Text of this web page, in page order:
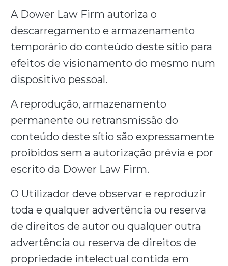
A Dower Law Firm autoriza o
descarregamento e armazenamento
temporário do conteúdo deste sítio para
efeitos de visionamento do mesmo num
dispositivo pessoal.
A reprodução, armazenamento
permanente ou retransmissão do
conteúdo deste sítio são expressamente
proibidos sem a autorização prévia e por
escrito da Dower Law Firm.
O Utilizador deve observar e reproduzir
toda e qualquer advertência ou reserva
de direitos de autor ou qualquer outra
advertência ou reserva de direitos de
propriedade intelectual contida em